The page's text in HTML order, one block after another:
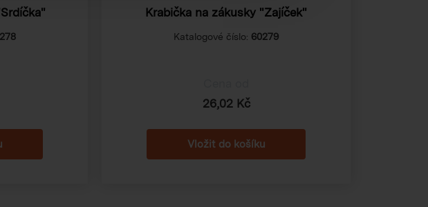
Krabička na zákusky "Zajíček"
Katalogové číslo: 60279
26,02 Kč